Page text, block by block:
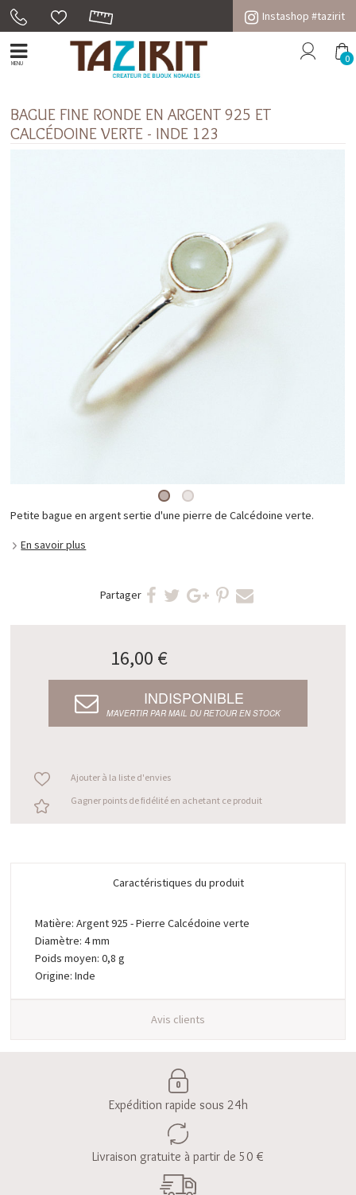
Instashop #tazirit
MENU 0
BAGUE FINE RONDE EN ARGENT 925 ET
CALCÉDOINE VERTE - INDE 123
Petite bague en argent sertie d'une pierre de Calcédoine verte.
En savoir plus
Partager
16,00 €
INDISPONIBLE
M’AVERTIR PAR MAIL DU RETOUR EN STOCK
Ajouter à la liste d'envies
Gagner points de fidélité en achetant ce produit
Caractéristiques du produit
Matière: Argent 925 - Pierre Calcédoine verte
Diamètre: 4 mm
Poids moyen: 0,8 g
Origine: Inde
Avis clients
Expédition rapide sous 24h
Livraison gratuite à partir de 50 €